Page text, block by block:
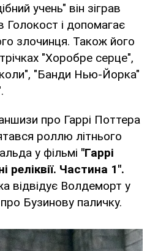
учень" він зіграв
Голокост і допомагає
злочинця. Також його
"Хоробре серце",
"Банди Нью-Йорка"
про Гаррі Поттера
роллю літнього
у фільмі "Гаррі
реліквії. Частина 1".
відвідує Волдеморт у
Бузинову паличку.